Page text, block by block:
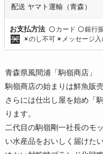
配送 ヤマト運輸（青森）
お支払方法 〇 カード 〇銀行
×のし不可 × メッセージ
青森県風間浦「駒嶺商店」
駒嶺商店の始まりは鮮魚販
さらには仕出し屋を始め「
ります。
二代目の駒嶺剛一社長のモ
い水産品をおいしく届けたい